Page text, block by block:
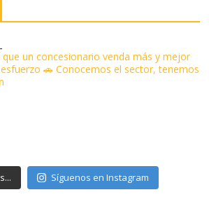
que un concesionario venda más y mejor
🚗 Conocemos el sector, tenemos
Síguenos en Instagram